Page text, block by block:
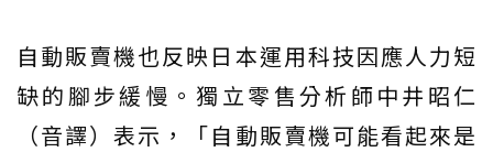
自動販賣機也反映日本運用科技因應人力短
缺的腳步緩慢。獨立零售分析師中井昭仁
（音譯）表示，「自動販賣機可能看起來是